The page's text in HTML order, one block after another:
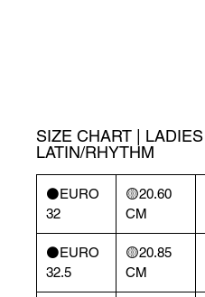
SIZE CHART | LADIES
LATIN/RHYTHM
⚫️EURO
32
🟡20.60
CM
⚫️EURO
32.5
🟡20.85
CM